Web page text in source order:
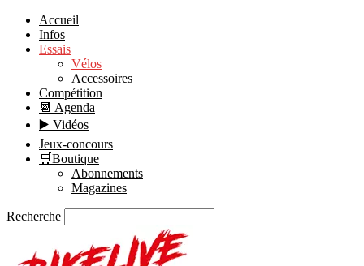
Accueil
Infos
Essais
Vélos
Accessoires
Compétition
📆 Agenda
▶️ Vidéos
Jeux-concours
🛒Boutique
Abonnements
Magazines
Recherche